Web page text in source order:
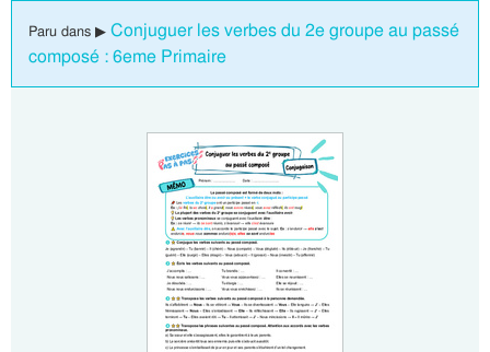
Paru dans ▶ Conjuguer les verbes du 2e groupe au passé
composé : 6eme Primaire